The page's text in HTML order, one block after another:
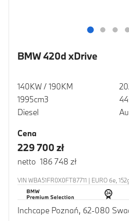
BMW 420d xDrive
140KW / 190KM
1995cm3
Diesel
Cena
229 700 zł
netto 186 748 zł
VIN WBA51FR0X0FT87711 | EURO 6e,
Inchcape Poznań, 62-080